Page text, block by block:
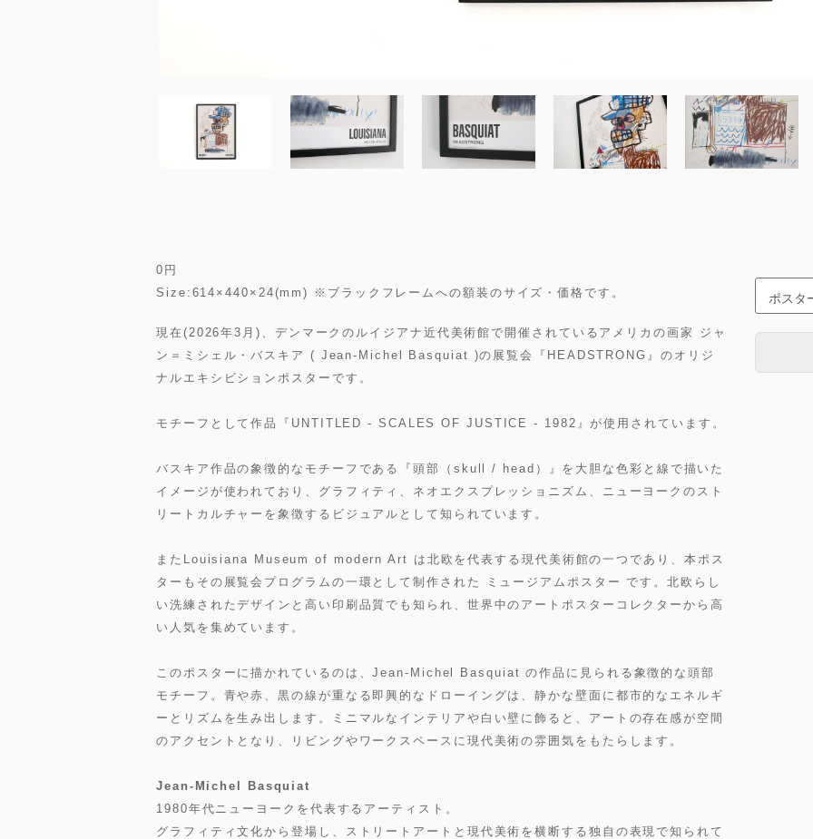
0 円
Size:614×440×24(mm) ※ブラックフレームへの額装のサイズ・価格です。
現在(2026年3月)、デンマークのルイジアナ近代美術館で開催されているアメリカの画家 ジャ
ン＝ミシェル・バスキア ( Jean-Michel Basquiat )の展覧会『HEADSTRONG』のオリジ
ナルエキシビションポスターです。
モチーフとして作品『UNTITLED - SCALES OF JUSTICE - 1982』が使用されています。
バスキア作品の象徴的なモチーフである『頭部（skull / head）』を大胆な色彩と線で描いた
イメージが使われており、グラフィティ、ネオエクスプレッショニズム、ニューヨークのスト
リートカルチャーを象徴するビジュアルとして知られています。
またLouisiana Museum of modern Art は北欧を代表する現代美術館の一つであり、本ポス
ターもその展覧会プログラムの一環として制作された ミュージアムポスター です。北欧らし
い洗練されたデザインと高い印刷品質でも知られ、世界中のアートポスターコレクターから高
い人気を集めています。
このポスターに描かれているのは、Jean-Michel Basquiat の作品に見られる象徴的な頭部
モチーフ。青や赤、黒の線が重なる即興的なドローイングは、静かな壁面に都市的なエネルギ
ーとリズムを生み出します。ミニマルなインテリアや白い壁に飾ると、アートの存在感が空間
のアクセントとなり、リビングやワークスペースに現代美術の雰囲気をもたらします。
Jean-Michel Basquiat
1980年代ニューヨークを代表するアーティスト。
グラフィティ文化から登場し、ストリートアートと現代美術を横断する独自の表現で知られて